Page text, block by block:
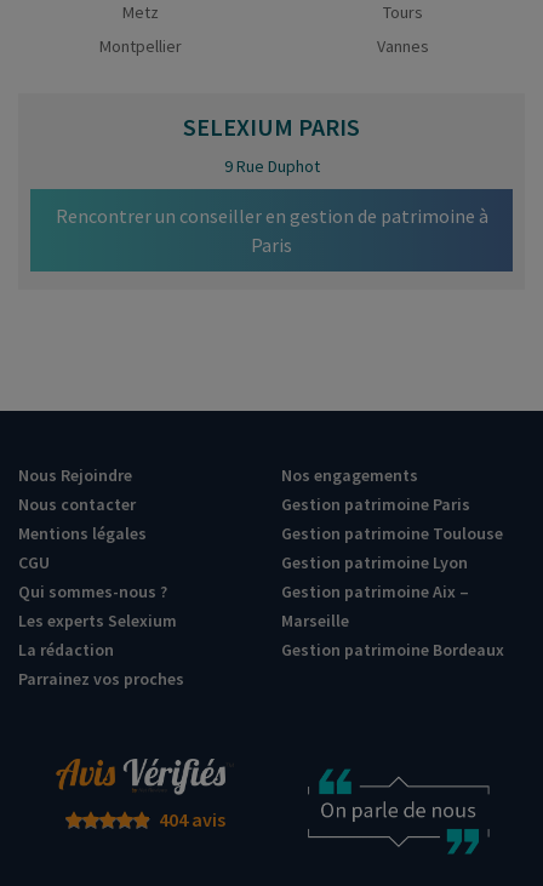
Metz
Montpellier
Tours
Vannes
SELEXIUM PARIS
9 Rue Duphot
Rencontrer un conseiller en gestion de patrimoine à
Paris
Nous Rejoindre
Nous contacter
Mentions légales
CGU
Qui sommes-nous ?
Les experts Selexium
La rédaction
Parrainez vos proches
Nos engagements
Gestion patrimoine Paris
Gestion patrimoine Toulouse
Gestion patrimoine Lyon
Gestion patrimoine Aix –
Marseille
Gestion patrimoine Bordeaux
404 avis